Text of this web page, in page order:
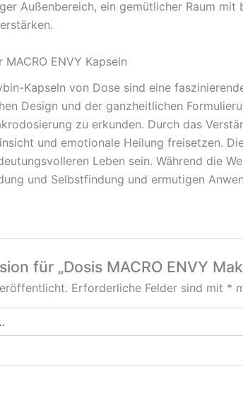
Außenbereich, ein gemütlicher Raum
ENVY Kapseln
Kapseln von Dose sind eine
Design und der ganzheitlichen
zu erkunden. Durch das
und emotionale Heilung freisetzen.
Leben sein. Während die
und Selbstfindung und ermutigen
für „Dosis MACRO ENVY
Erforderliche Felder sind mit *